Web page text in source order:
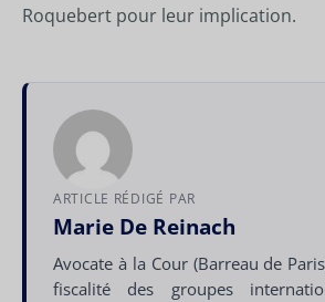
Roquebert pour leur implication.
ARTICLE RÉDIGÉ PAR
Marie De Reinach
Avocate à la Cour (Barreau de
fiscalité des groupes